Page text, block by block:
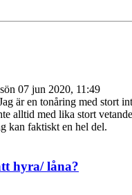
sön 07 jun 2020, 11:49
är en tonåring med stort
alltid med lika stort
kan faktiskt en hel del.
hyra/ låna?